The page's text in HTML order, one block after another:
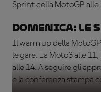
Sprint della MotoGP alle
Domenica: le
Il warm up della
le gare. La Moto3 alle
alle 14. A seguire gli
e la conferenza stampa